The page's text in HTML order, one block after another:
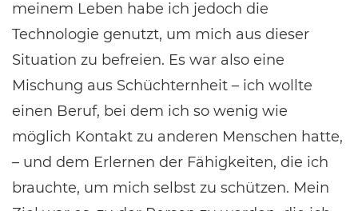
meinem Leben habe ich jedoch die
Technologie genutzt, um mich aus dieser
Situation zu befreien. Es war also eine
Mischung aus Schüchternheit – ich wollte
einen Beruf, bei dem ich so wenig wie
möglich Kontakt zu anderen Menschen hatte,
– und dem Erlernen der Fähigkeiten, die ich
brauchte, um mich selbst zu schützen. Mein